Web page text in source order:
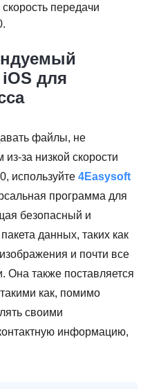
передачи
для
файлы, не
за низкой скорости
используйте 4Easysoft
программа для
безопасный и
данных, таких как
и почти все
также поставляется
как, помимо
своими
информацию,